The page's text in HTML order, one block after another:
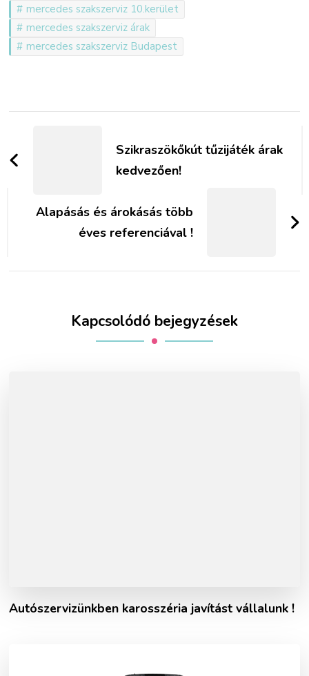
mercedes szakszerviz 10.kerület
mercedes szakszerviz árak
mercedes szakszerviz Budapest
navigációjaSzikraszökőkút tűzijáték árak
kedvezően!
Alapásás és árokásás több
éves referenciával !
Kapcsolódó bejegyzések
Autószervizünkben karosszéria javítást vállalunk !